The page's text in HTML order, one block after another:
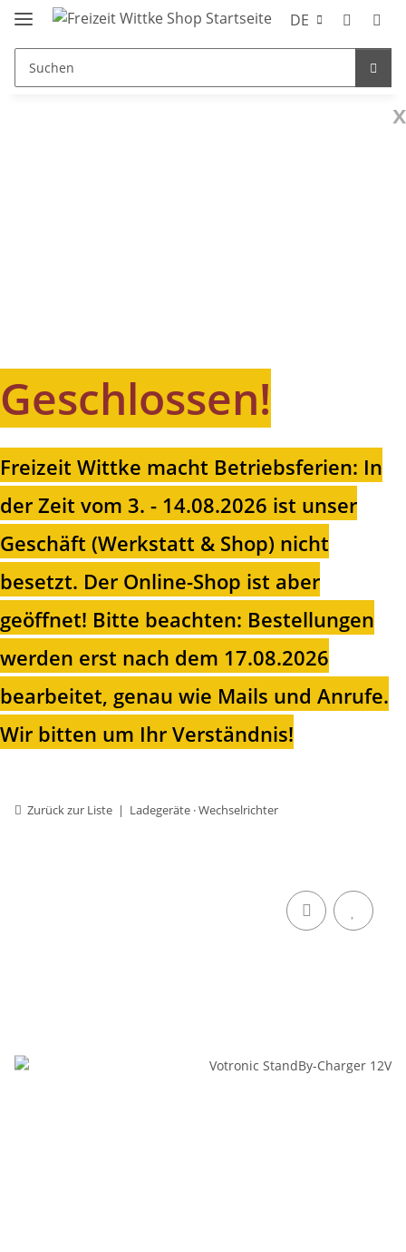
DE
x
Geschlossen!
Freizeit Wittke macht Betriebsferien: In
der Zeit vom 3. - 14.08.2026 ist unser
Geschäft (Werkstatt & Shop) nicht
besetzt. Der Online-Shop ist aber
geöffnet! Bitte beachten: Bestellungen
werden erst nach dem 17.08.2026
bearbeitet, genau wie Mails und Anrufe.
Wir bitten um Ihr Verständnis!
Zurück zur Liste Ladegeräte · Wechselrichter